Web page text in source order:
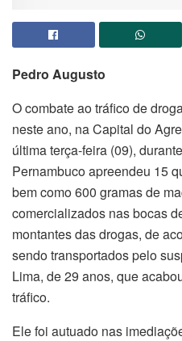
Pedro Augusto
O combate ao tráfico de
neste ano, na Capital do
última terça-feira (09),
Pernambuco apreendeu 15
bem como 600 gramas de
comercializados nas bocas
montantes das drogas, de
sendo transportados pelo
Lima, de 29 anos, que
tráfico.
Ele foi autuado nas